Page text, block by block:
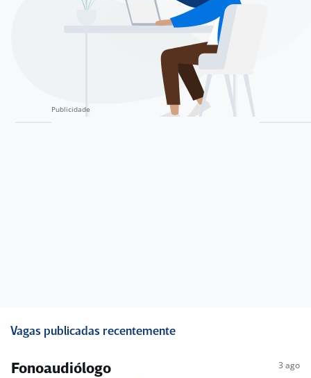
Vagas publicadas recentemente
Fonoaudiólogo 3 ago